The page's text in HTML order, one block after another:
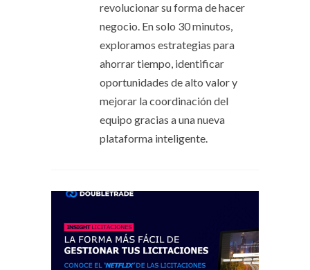
revolucionar su forma de hacer
negocio. En solo 30 minutos,
exploramos estrategias para
ahorrar tiempo, identificar
oportunidades de alto valor y
mejorar la coordinación del
equipo gracias a una nueva
plataforma inteligente.